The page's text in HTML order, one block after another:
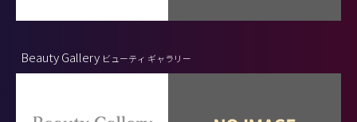
Beauty Gallery ビューティ ギャラリー